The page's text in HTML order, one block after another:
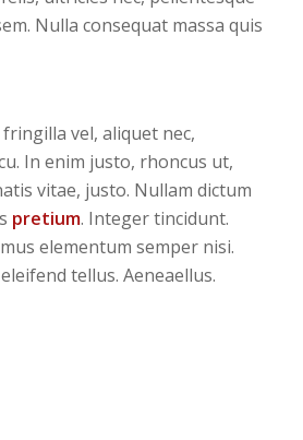
Nulla consequat massa quis
vel, aliquet nec,
In enim justo, rhoncus ut,
vitae, justo. Nullam dictum
pretium. Integer tincidunt.
elementum semper nisi.
tellus. Aeneaellus.